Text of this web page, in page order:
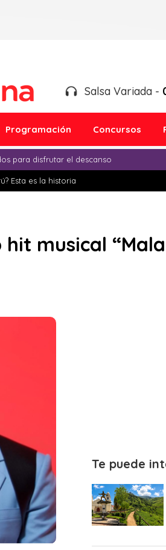
Salsa Variada -
Programación Concursos
para disfrutar el descanso
Esta es la historia
musical
Te puede